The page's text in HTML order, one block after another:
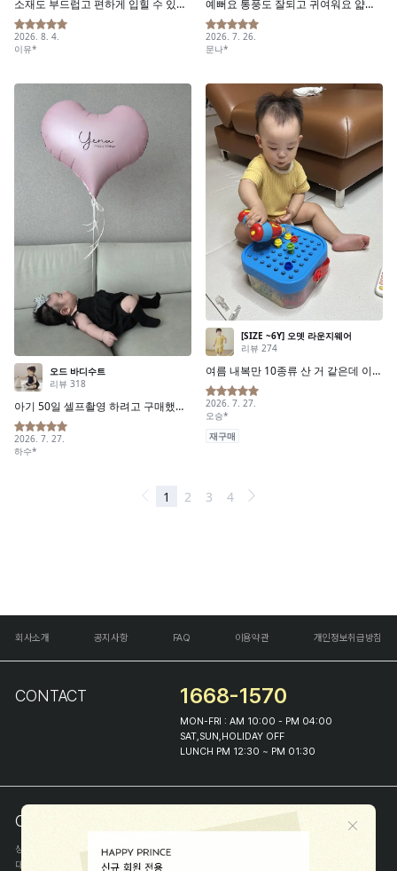
회사소개 공지사항 FAQ 이용약관 개인정보취급방침
CONTACT 1668-1570
MON-FRI : AM 10:00 - PM 04:00
SAT,SUN,HOLIDAY OFF
LUNCH PM 12:30 ~ PM 01:30
COMPANY INFO
상호
(주)해피프린스
대표
이화진